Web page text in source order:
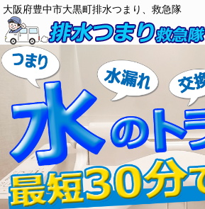
大阪府豊中市大黒町排水つまり、救急隊